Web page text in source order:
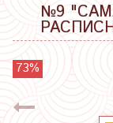
№9
73%